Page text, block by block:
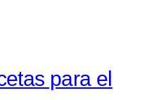
para el